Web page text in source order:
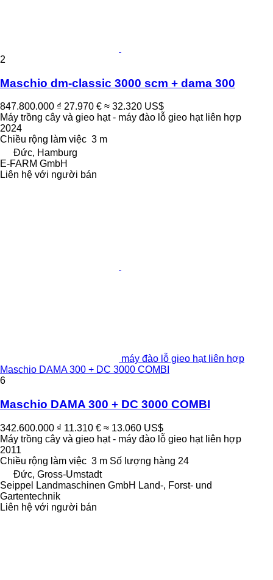
2
Maschio dm-classic 3000 scm + dama 300
847.800.000 ₫ 27.970 € ≈ 32.320 US$
Máy trồng cây và gieo hạt - máy đào lỗ gieo hạt liên hợp
2024
Chiều rộng làm việc 3 m
Đức, Hamburg
E-FARM GmbH
Liên hệ với người bán
máy đào lỗ gieo hạt liên hợp
Maschio DAMA 300 + DC 3000 COMBI
6
Maschio DAMA 300 + DC 3000 COMBI
342.600.000 ₫ 11.310 € ≈ 13.060 US$
Máy trồng cây và gieo hạt - máy đào lỗ gieo hạt liên hợp
2011
Chiều rộng làm việc 3 m Số lượng hàng 24
Đức, Gross-Umstadt
Seippel Landmaschinen GmbH Land-, Forst- und
Gartentechnik
Liên hệ với người bán